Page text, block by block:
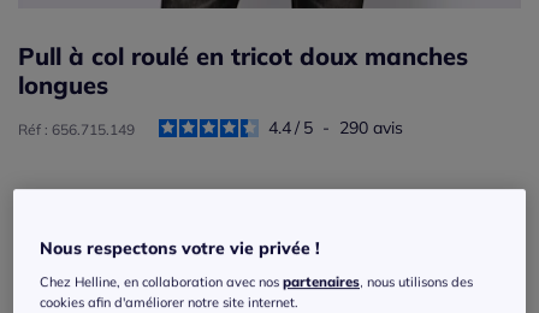
Pull à col roulé en tricot doux manches
longues
Réf : 656.715.149 4.4/ 5 - 290 avis
Choisir une couleur :
Nous respectons votre vie privée !
Chez Helline, en collaboration avec nospartenaires, nous utilisons des
cookies afin d'améliorer notre site internet.